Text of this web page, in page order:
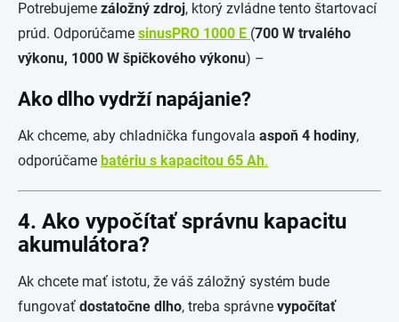
Potrebujeme záložný zdroj, ktorý zvládne tento štartovací
prúd. Odporúčame sinusPRO 1000 E (700 W trvalého
výkonu, 1000 W špičkového výkonu) –
Ako dlho vydrží napájanie?
Ak chceme, aby chladnička fungovala aspoň 4 hodiny,
odporúčame batériu s kapacitou 65 Ah.
4. Ako vypočítať správnu kapacitu
akumulátora?
Ak chcete mať istotu, že váš záložný systém bude
fungovať dostatočne dlho, treba správne vypočítať